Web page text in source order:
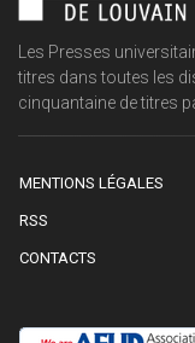
Les Presses
titres dans toutes les
cinquantaine de titres
MENTIONS LÉGALES
RSS
CONTACTS